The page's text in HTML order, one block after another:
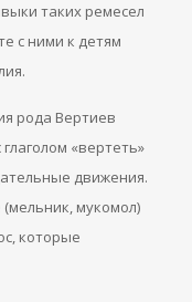
таких ремесел
с ними к детям
рода Вертиев
«вертеть»
движения.
мукомол)
которые